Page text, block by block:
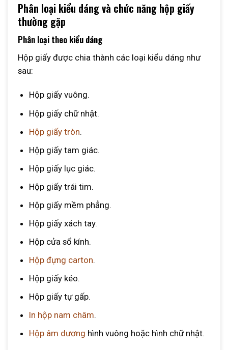
Phân loại kiểu dáng và chức năng hộp giấy
thường gặp
Phân loại theo kiểu dáng
Hộp giấy được chia thành các loại kiểu dáng như
sau:
Hộp giấy vuông.
Hộp giấy chữ nhật.
Hộp giấy tròn.
Hộp giấy tam giác.
Hộp giấy lục giác.
Hộp giấy trái tim.
Hộp giấy mềm phẳng.
Hộp giấy xách tay.
Hộp cửa sổ kính.
Hộp đựng carton.
Hộp giấy kéo.
Hộp giấy tự gấp.
In hộp nam châm.
Hộp âm dương hình vuông hoặc hình chữ nhật.